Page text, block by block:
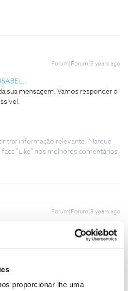
proporcionar lhe uma
Forum|Forum|3 years ago
sua mensagem. Vamos responder o
informação relevante. Marque
"Like" nos melhores comentários.
Forum|Forum|3 years ago
perdido o telemóvel. O que devo
por computador.